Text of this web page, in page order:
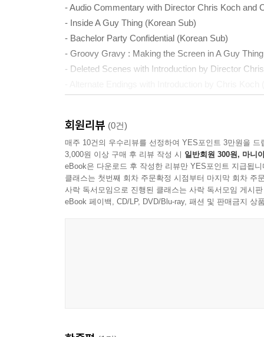
- Audio Commentary with Director Chris Koch and
- Inside A Guy Thing (Korean Sub)
- Bachelor Party Confidential (Korean Sub)
- Groovy Gravy : Making the Screen in A Guy
- Deleted Scenes with Introduction by Director
- Behind the Scenes Photo Gallery
- Theatrical Trailer
- Other Great MGM Release
회원리뷰 (0건)
매주 10건의 우수리뷰를 선정하여 YES포인트 3만원을 드
3,000원 이상 구매 후 리뷰 작성 시 일반회원 300원, 마니
eBook은 다운로드 후 작성한 리뷰만 YES포인트 지급됩니
클래스는 첫번째 회차 주문확정 시점부터 마지막 회차 주
사락 독서모임으로 진행된 클래스는 사락 독서모임 게시
eBook 페이백, CD/LP, DVD/Blu-ray, 패션 및 판매금지 상